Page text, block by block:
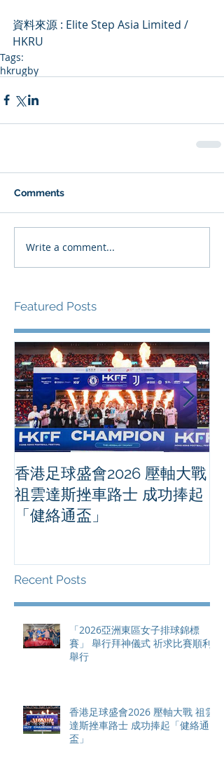
資料來源 : Elite Step Asia Limited /
HKRU
Tags:
hkrugby
Comments
Write a comment...
Featured Posts
香港足球盛會2026 壓軸大戰
祖雲達斯挫車路士 成功捧起
「健絡通盃」
Recent Posts
「2026亞洲東區女子排球錦標
賽」 舉行拜神儀式 祈求比賽順利
舉行
香港足球盛會2026 壓軸大戰 祖雲
達斯挫車路士 成功捧起「健絡通
盃」